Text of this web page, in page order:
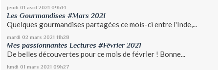
jeudi 01 avril 2021 09h14
Les Gourmandises #Mars 2021
Quelques gourmandises partagées ce mois-ci entre l'Inde,...
mardi 02 mars 2021 11h28
Mes passionnantes Lectures #Février 2021
De belles découvertes pour ce mois de février ! Bonne...
lundi 01 mars 2021 09h27